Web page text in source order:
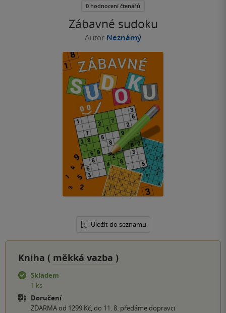
Zábavné sudoku
Autor Neznámý
Uložit do seznamu
5
0 hodnocení čtenářů
Kniha ( měkká vazba )
Skladem
1 ks
Doručení
ZDARMA od 1299 Kč, do 11. 8. předáme dopravci